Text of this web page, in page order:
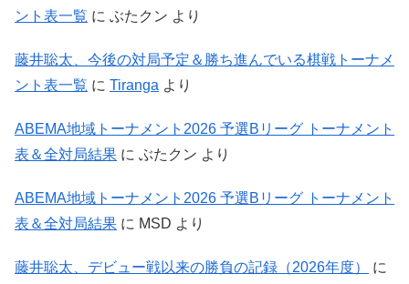
ント表一覧 に ぶたクン より
藤井聡太、今後の対局予定＆勝ち進んでいる棋戦トーナメ
ント表一覧 に Tiranga より
ABEMA地域トーナメント2026 予選Bリーグ トーナメント
表＆全対局結果 に ぶたクン より
ABEMA地域トーナメント2026 予選Bリーグ トーナメント
表＆全対局結果 に MSD より
藤井聡太、デビュー戦以来の勝負の記録（2026年度）
に